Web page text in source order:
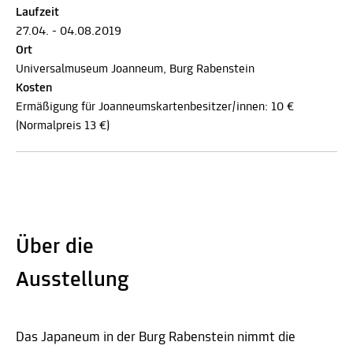
Laufzeit
27.04. - 04.08.2019
Ort
Universalmuseum Joanneum, Burg Rabenstein
Kosten
Ermäßigung für Joanneumskartenbesitzer/innen: 10 €
(Normalpreis 13 €)
Über die
Ausstellung
Das Japaneum in der Burg Rabenstein nimmt die